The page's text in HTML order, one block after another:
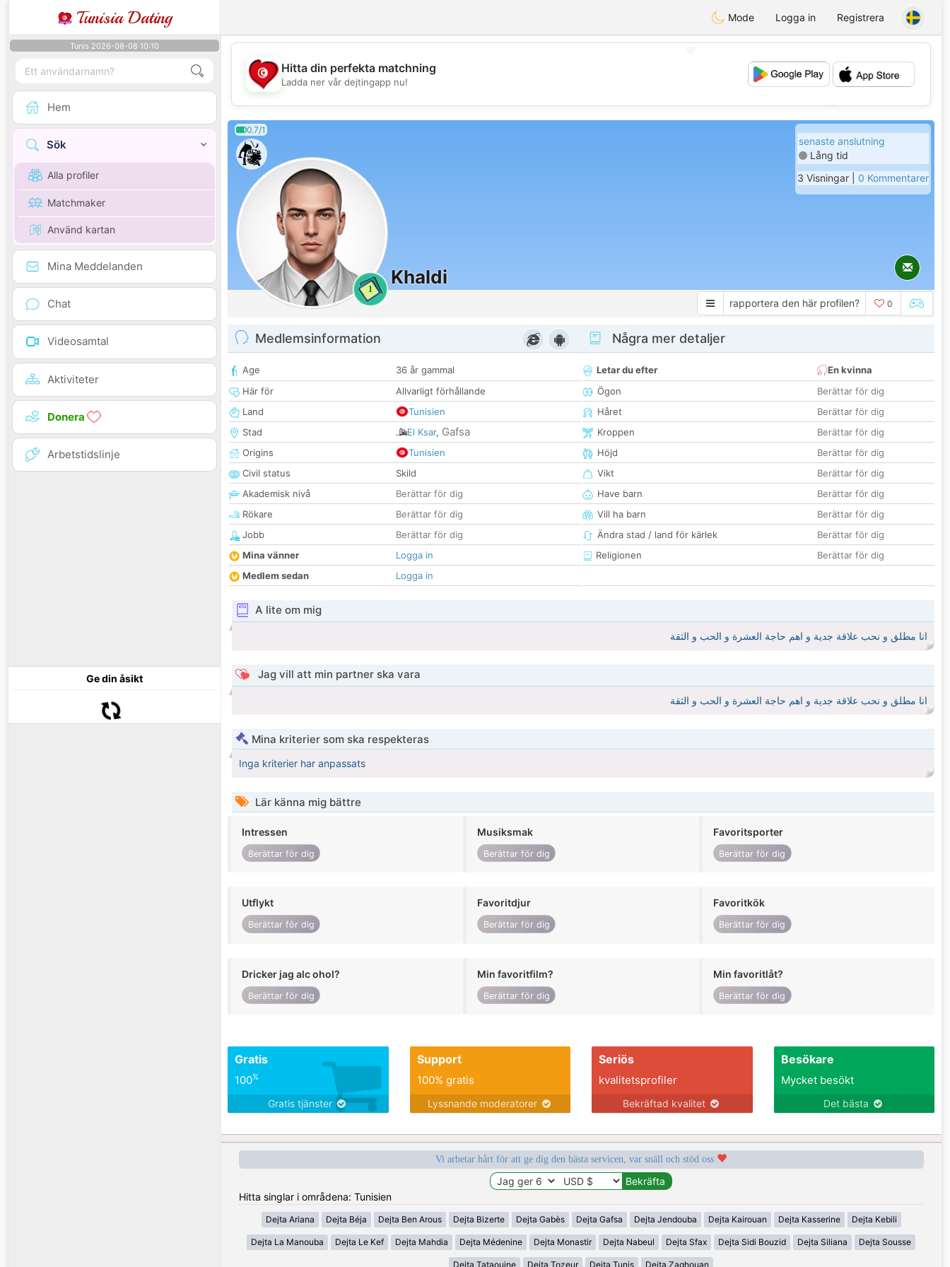
Tunisia Dating Mode Logga in Registrera
Tunis 2026-08-08 10:10
Hem
Sök
Alla profiler
Matchmaker
Använd kartan
Mina Meddelanden
Chat
Videosamtal
Aktiviteter
Donera
Arbetstidslinje
Ge din åsikt
💖
💕
Hitta din perfekta matchning
Ladda ner vår dejtingapp nu!
0.7/1
1
Khaldi
senaste anslutning
Lång tid
3 Visningar | 0 Kommentarer
rapportera den här profilen? 0
Medlemsinformation
Age
36 år gammal
Här för
Allvarligt förhållande
Land
Tunisien
Stad
El Ksar, Gafsa
Origins
Tunisien
Civil status
Skild
Akademisk nivå
Berättar för dig
Rökare
Berättar för dig
Jobb
Berättar för dig
Mina vänner
Logga in
Medlem sedan
Logga in
Några mer detaljer
Letar du efter
En kvinna
Ögon
Berättar för dig
Håret
Berättar för dig
Kroppen
Berättar för dig
Höjd
Berättar för dig
Vikt
Berättar för dig
Have barn
Berättar för dig
Vill ha barn
Berättar för dig
Ändra stad / land för kärlek
Berättar för dig
Religionen
Berättar för dig
A lite om mig
انا مطلق و نحب علاقة جدية و اهم حاجة العشرة و الحب و الثقة
Jag vill att min partner ska vara
انا مطلق و نحب علاقة جدية و اهم حاجة العشرة و الحب و الثقة
Mina kriterier som ska respekteras
Inga kriterier har anpassats
Lär känna mig bättre
Intressen
Berättar för dig
Musiksmak
Berättar för dig
Favoritsporter
Berättar för dig
Utflykt
Berättar för dig
Favoritdjur
Berättar för dig
Favoritkök
Berättar för dig
Dricker jag alc ohol?
Berättar för dig
Min favoritfilm?
Berättar för dig
Min favoritlåt?
Berättar för dig
Gratis
100%
Gratis tjänster
Support
100% gratis
Lyssnande moderatorer
Seriös
kvalitetsprofiler
Bekräftad kvalitet
Besökare
Mycket besökt
Det bästa
Vi arbetar hårt för att ge dig den bästa servicen, var snäll och stöd oss
Hitta singlar i områdena: Tunisien
Dejta Ariana Dejta Béja Dejta Ben Arous Dejta Bizerte Dejta Gabès Dejta Gafsa Dejta Jendouba Dejta Kairouan Dejta Kasserine Dejta Kebili
Dejta La Manouba Dejta Le Kef Dejta Mahdia Dejta Médenine Dejta Monastir Dejta Nabeul Dejta Sfax Dejta Sidi Bouzid Dejta Siliana Dejta Sousse
Dejta Tataouine Dejta Tozeur Dejta Tunis Dejta Zaghouan